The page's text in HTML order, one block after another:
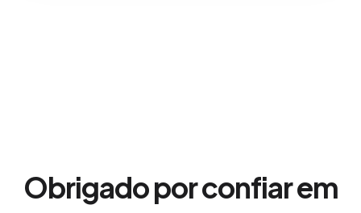
Obrigado por confiar em